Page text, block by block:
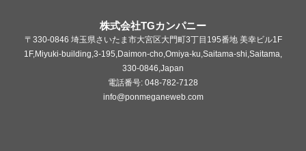
株式会社TGカンパニー
〒330-0846 埼玉県さいたま市大宮区大門町3丁目195番地 美幸ビル1F
1F,Miyuki-building,3-195,Daimon-cho,Omiya-ku,Saitama-shi,Saitama,
330-0846,Japan
電話番号: 048-782-7128
info@ponmeganeweb.com